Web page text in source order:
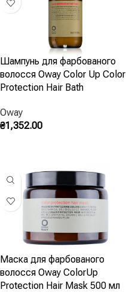
Шампунь для фарбованого
волосся Oway Color Up Color
Protection Hair Bath
Oway
₴1,352.00
Маска для фарбованого
волосся Oway ColorUp
Protection Hair Mask 500 мл